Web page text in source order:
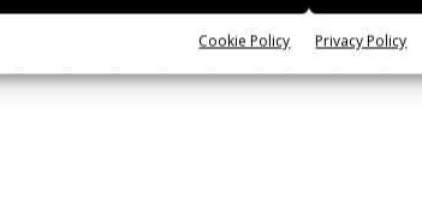
Cookie Policy Privacy Policy